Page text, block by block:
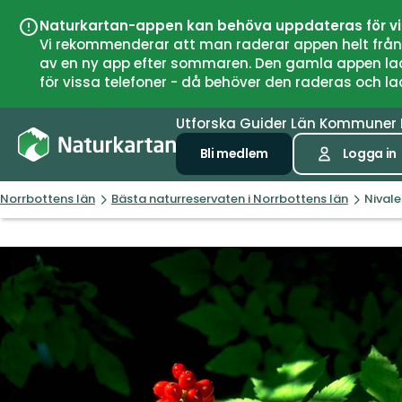
Naturkartan-appen kan behöva uppdateras för
Vi rekommenderar att man raderar appen helt
av en ny app efter sommaren. Den gamla
för vissa telefoner - då behöver den raderas och
Utforska Guider Län Kommuner
Bli medlem Logga in
Norrbottens län Bästa naturreservaten i Norrbottens län